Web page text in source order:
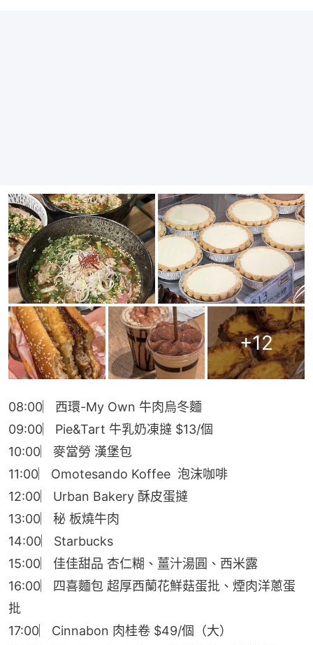
+12
08:00︳西環-My Own 牛肉烏冬麵
09:00︳Pie&Tart 牛乳奶凍撻 $13/個
10:00︳麥當勞 漢堡包
11:00︳Omotesando Koffee  泡沫咖啡
12:00︳Urban Bakery 酥皮蛋撻
13:00︳秘 板燒牛肉
14:00︳Starbucks
15:00︳佳佳甜品 杏仁糊、薑汁湯圓、西米露
16:00︳四喜麵包 超厚西蘭花鮮菇蛋批、煙肉洋蔥蛋
批
17:00︳Cinnabon 肉桂卷 $49/個（大）